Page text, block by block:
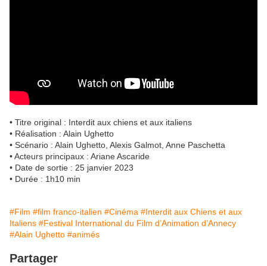
• Titre original : Interdit aux chiens et aux italiens
• Réalisation : Alain Ughetto
• Scénario : Alain Ughetto, Alexis Galmot, Anne Paschetta
• Acteurs principaux : Ariane Ascaride
• Date de sortie : 25 janvier 2023
• Durée : 1h10 min
#Film #film franco-italien #Cinéma #Interdit aux Chiens et aux
Italiens #Festival International du Film d’Animation d’Annecy
#Alain Ughetto #animés
Partager